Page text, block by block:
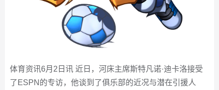
体育资讯6月2日讯 近日，河床主席斯特凡诺·迪卡洛接受
了ESPN的专访，他谈到了俱乐部的近况与潜在引援人